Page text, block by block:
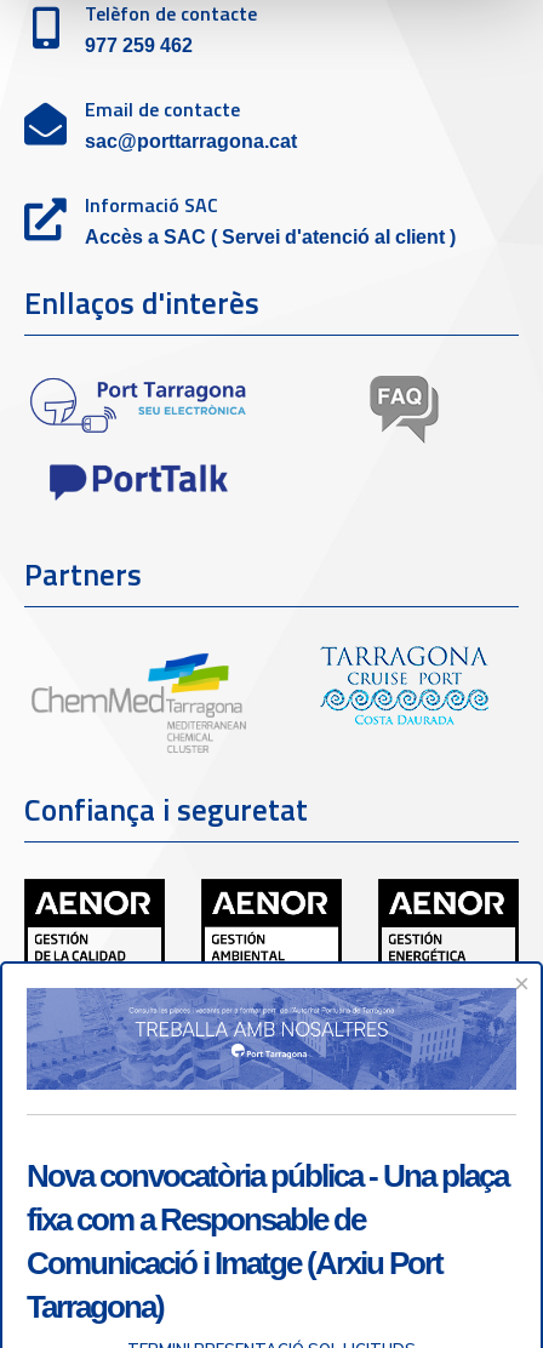
Telèfon de contacte
977 259 462
Email de contacte
sac@porttarragona.cat
Informació SAC
Accès a SAC ( Servei d'atenció al client )
Enllaços d'interès
Partners
Confiança i seguretat
×
Nova convocatòria pública - Una plaça
fixa com a Responsable de
Comunicació i Imatge (Arxiu Port
Tarragona)